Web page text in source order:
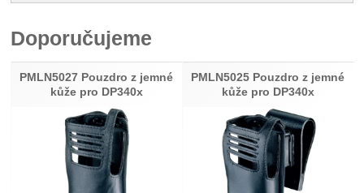
Recenze
Nebyla přidána žádná recenze.
Doporučujeme
PMLN5027 Pouzdro z jemné
kůže pro DP340x
PMLN5025 Pouzdro z jemné
kůže pro DP340x